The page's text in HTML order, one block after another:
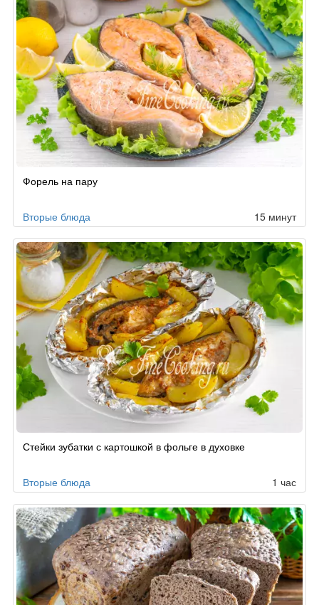
Форель на пару
Вторые блюда 15 минут
Стейки зубатки с картошкой в фольге в духовке
Вторые блюда 1 час